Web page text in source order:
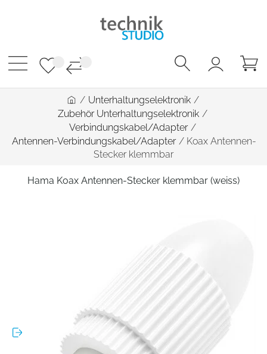
/ Unterhaltungselektronik /
Zubehör Unterhaltungselektronik /
Verbindungskabel/Adapter /
Antennen-Verbindungskabel/Adapter/ Koax Antennen-
Stecker klemmbar
Hama Koax Antennen-Stecker klemmbar (weiss)